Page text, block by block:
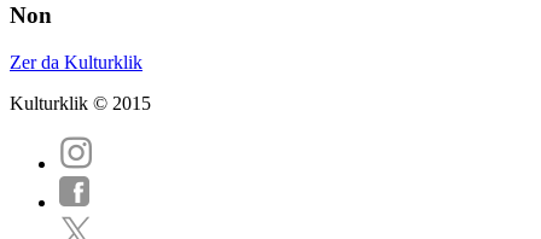
Non
Zer da Kulturklik
Kulturklik © 2015